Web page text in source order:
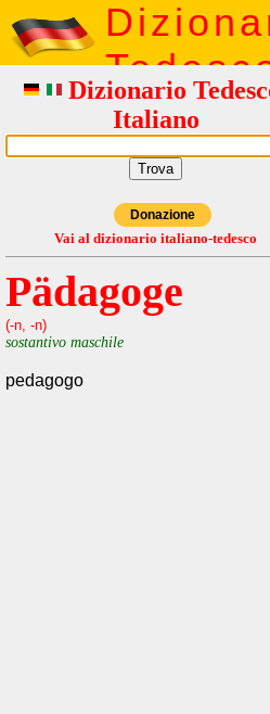
Dizionario
Italiano
Donazione
Vai al dizionario italiano-tedesco
Pädagoge
(-n, -n)
sostantivo maschile
pedagogo